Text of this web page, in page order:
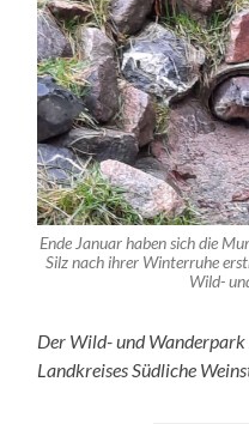
Ende Januar haben sich die
Silz nach ihrer Winterruhe
Wild-
Der Wild- und Wanderpark
Landkreises Südliche